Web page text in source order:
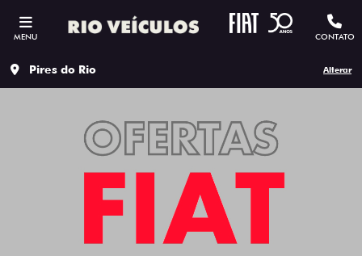
MENU CONTATO
Pires do Rio Alterar